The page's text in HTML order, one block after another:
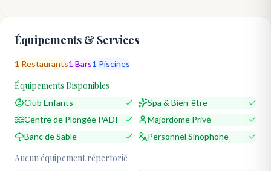
Équipements & Services
1 Restaurants1 Bars1 Piscines
Équipements Disponibles
Club Enfants
Spa & Bien-être
Centre de Plongée PADI
Majordome Privé
Banc de Sable
Personnel Sinophone
Aucun équipement répertorié